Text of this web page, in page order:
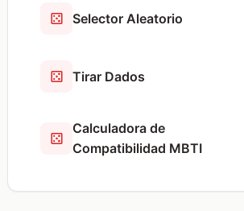
Selector Aleatorio
Tirar Dados
Calculadora de
Compatibilidad MBTI